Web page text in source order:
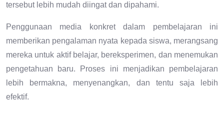
tersebut lebih mudah diingat dan dipahami.
Penggunaan media konkret dalam pembelajaran ini
memberikan pengalaman nyata kepada siswa, merangsang
mereka untuk aktif belajar, bereksperimen, dan menemukan
pengetahuan baru. Proses ini menjadikan pembelajaran
lebih bermakna, menyenangkan, dan tentu saja lebih
efektif.